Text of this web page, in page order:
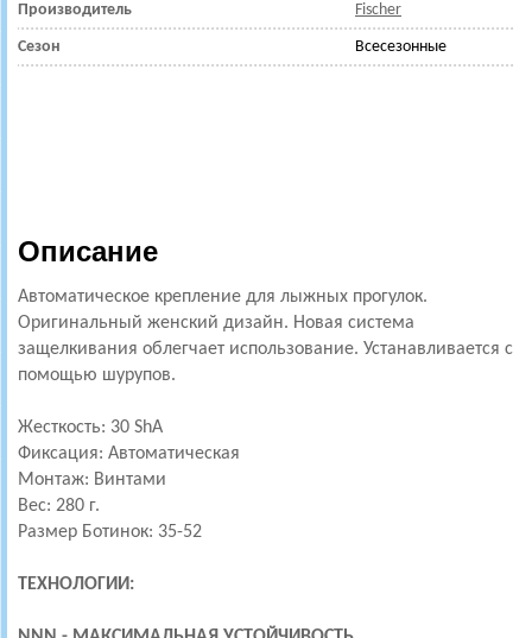
Производитель Fischer
Сезон Всесезонные
Описание
Автоматическое крепление для лыжных прогулок.
Оригинальный женский дизайн. Новая система
защелкивания облегчает использование. Устанавливается с
помощью шурупов.
Жесткость: 30 ShA
Фиксация: Автоматическая
Монтаж: Винтами
Вес: 280 г.
Размер Ботинок: 35-52
ТЕХНОЛОГИИ: